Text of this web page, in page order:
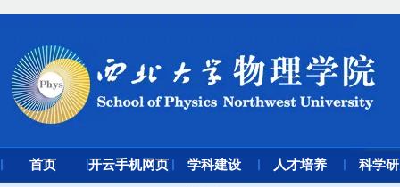
首页 开云手机网页 学科建设 人才培养 科学